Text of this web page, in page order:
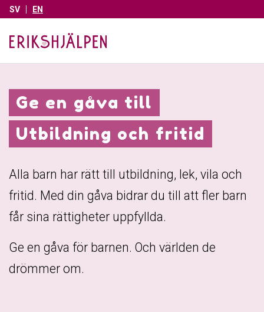
SV EN
Ge en gåva till
Utbildning och fritid
Alla barn har rätt till utbildning, lek, vila och
fritid. Med din gåva bidrar du till att fler barn
får sina rättigheter uppfyllda.
Ge en gåva för barnen. Och världen de
drömmer om.